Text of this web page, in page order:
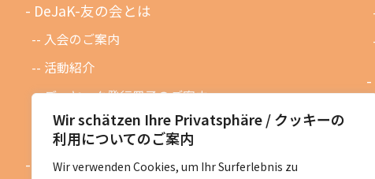
Wir schätzen Ihre Privatsphäre / クッキーの
利用についてのご案内
Wir verwenden Cookies, um Ihr Surferlebnis zu
DeJaK-友の会とは
入会のご案内
活動紹介
デーヤック発行冊子のご案内
DeJaK友の会設立１０周年記念
お知らせ